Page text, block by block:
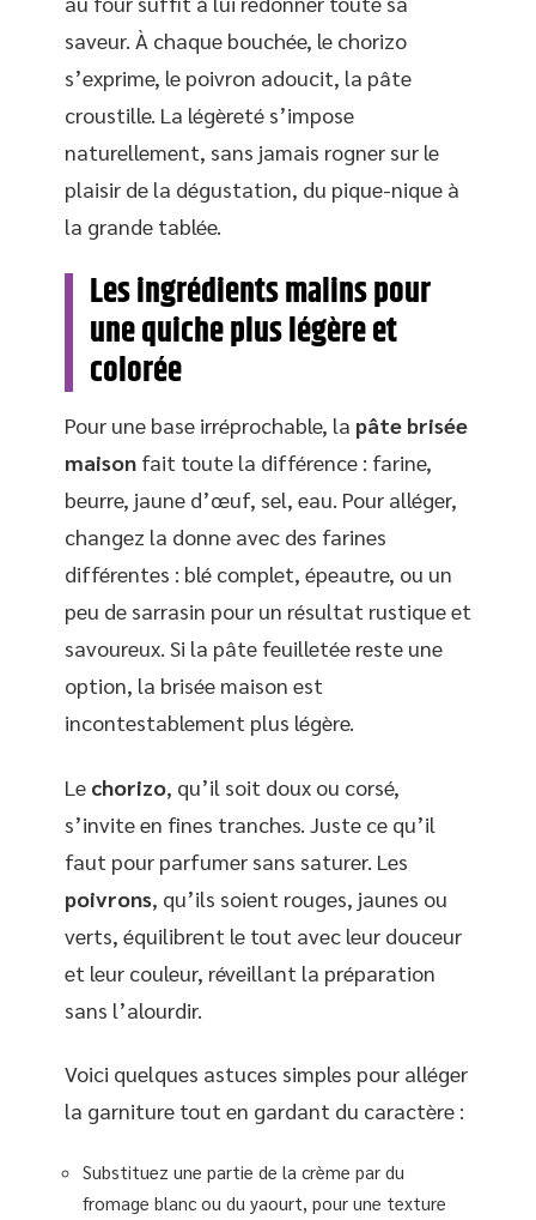
saveur. À chaque bouchée, le chorizo
s’exprime, le poivron adoucit, la pâte
croustille. La légèreté s’impose
naturellement, sans jamais rogner sur le
plaisir de la dégustation, du pique-nique à
la grande tablée.
Les ingrédients malins pour
une quiche plus légère et
colorée
Pour une base irréprochable, la pâte brisée
maison fait toute la différence : farine,
beurre, jaune d’œuf, sel, eau. Pour alléger,
changez la donne avec des farines
différentes : blé complet, épeautre, ou un
peu de sarrasin pour un résultat rustique et
savoureux. Si la pâte feuilletée reste une
option, la brisée maison est
incontestablement plus légère.
Le chorizo, qu’il soit doux ou corsé,
s’invite en fines tranches. Juste ce qu’il
faut pour parfumer sans saturer. Les
poivrons, qu’ils soient rouges, jaunes ou
verts, équilibrent le tout avec leur douceur
et leur couleur, réveillant la préparation
sans l’alourdir.
Voici quelques astuces simples pour alléger
la garniture tout en gardant du caractère :
Substituez une partie de la crème par du
fromage blanc ou du yaourt, pour une texture